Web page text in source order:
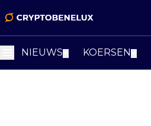
NIEUWS KOERSEN